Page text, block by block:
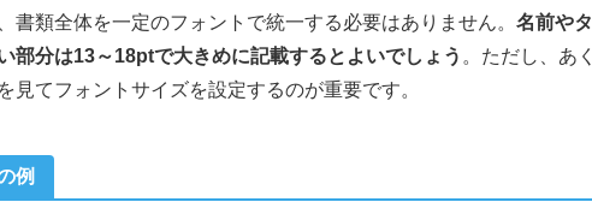
書類全体を一定のフォントで統一する必要はありません。 名前やタ
部分は13～18ptで大きめに記載するとよいでしょう 。ただし、あく
見てフォントサイズを設定するのが重要です。
例